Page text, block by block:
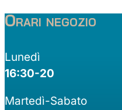
Orari negozio
Lunedì
16:30-20
Martedì-Sabato